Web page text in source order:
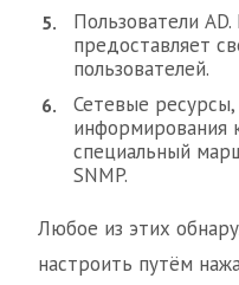
Пользователи
предоставляет
пользователей.
Сетевые
информирования
специальный
SNMP.
Любое из этих
настроить путём